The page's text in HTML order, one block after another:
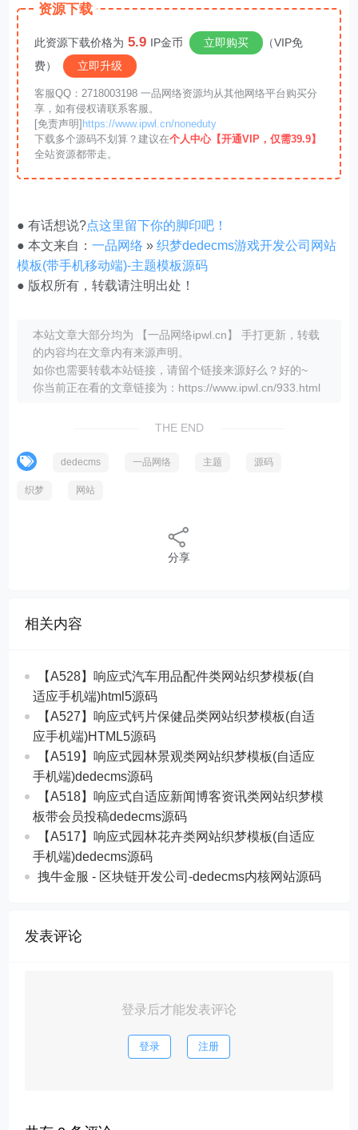
资源下载
此资源下载价格为 5.9 IP金币 立即购买
（VIP免
费）
立即升级
客服QQ：2718003198 一品网络资源均从其他网络平台购买分
享，如有侵权请联系客服。
[免责声明] https://www.ipwl.cn/noneduty
下载多个源码不划算？建议在个人中心【开通VIP，仅需39.9】
全站资源都带走。
● 有话想说?点这里留下你的脚印吧！
● 本文来自：一品网络 »织梦dedecms游戏开发公司网站
模板(带手机移动端)-主题模板源码
● 版权所有，转载请注明出处！
本站文章大部分均为 【一品网络ipwl.cn】 手打更新，转载
的内容均在文章内有来源声明。
如你也需要转载本站链接，请留个链接来源好么？好的~
你当前正在看的文章链接为：https://www.ipwl.cn/933.html
THE END
dedecms 一品网络 主题 源码
织梦 网站
分享
相关内容
【A528】响应式汽车用品配件类网站织梦模板(自
适应手机端)html5源码
【A527】响应式钙片保健品类网站织梦模板(自适
应手机端)HTML5源码
【A519】响应式园林景观类网站织梦模板(自适应
手机端)dedecms源码
【A518】响应式自适应新闻博客资讯类网站织梦模
板带会员投稿dedecms源码
【A517】响应式园林花卉类网站织梦模板(自适应
手机端)dedecms源码
拽牛金服 - 区块链开发公司-dedecms内核网站源码
发表评论
登录后才能发表评论
登录 注册